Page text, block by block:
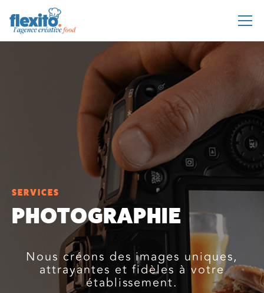
SERVICES
PHOTOGRAPHIE
Nous créons des images uniques,
attrayantes et fidèles à votre
établissement.